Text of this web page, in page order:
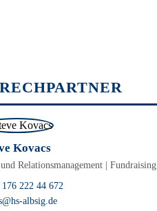
Kovacs
Relationsmanagement | Fundraising
222 44 672
albsig.de